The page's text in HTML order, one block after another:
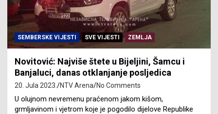
SEMBERSKE VIJESTI SVE VIJESTI ZEMLJA
Novitović: Najviše štete u Bijeljini, Šamcu i
Banjaluci, danas otklanjanje posljedica
20. Jula 2023. NTV Arena No Comments
U olujnom nevremenu praćenom jakom kišom,
grmljavinom i vjetrom koje je pogodilo dijelove Republike